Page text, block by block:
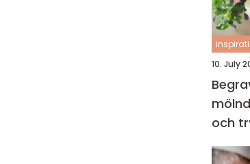
10. July
mölndal stöd,
och
en